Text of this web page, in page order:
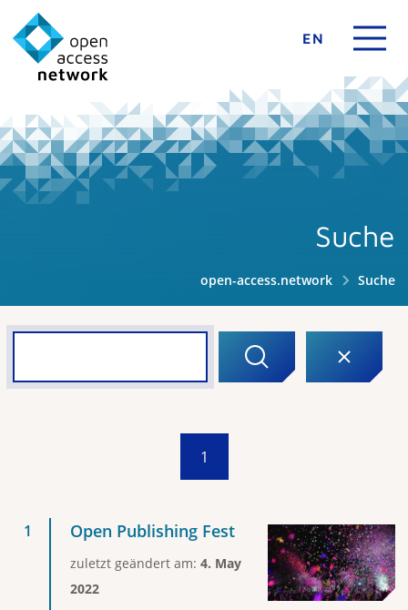
EN
Suche
open-access.network Suche
1
Open Publishing Fest
zuletzt geändert am: 4. May
2022